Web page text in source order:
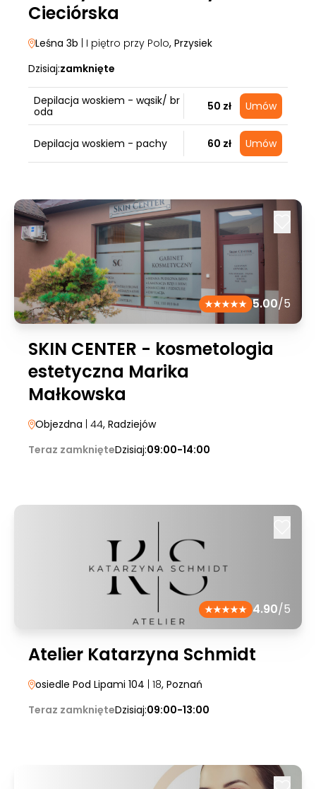
Cieciórska
Leśna 3b | I piętro przy Polo, Przysiek
Dzisiaj:zamknięte
Depilacja woskiem - wąsik/ br
oda
50 zł Umów
Depilacja woskiem - pachy 60 zł Umów
5.00/5
SKIN CENTER - kosmetologia
estetyczna Marika
Małkowska
Objezdna | 44, Radziejów
Teraz zamknięteDzisiaj:09:00-14:00
4.90/5
Atelier Katarzyna Schmidt
osiedle Pod Lipami 104 | 18, Poznań
Teraz zamknięteDzisiaj:09:00-13:00